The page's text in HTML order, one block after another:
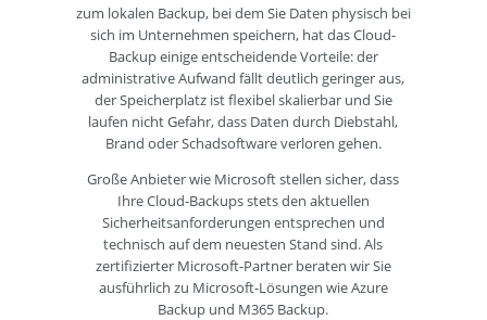
zum lokalen Backup, bei dem Sie Daten physisch bei
sich im Unternehmen speichern, hat das Cloud-
Backup einige entscheidende Vorteile: der
administrative Aufwand fällt deutlich geringer aus,
der Speicherplatz ist flexibel skalierbar und Sie
laufen nicht Gefahr, dass Daten durch Diebstahl,
Brand oder Schadsoftware verloren gehen.
Große Anbieter wie Microsoft stellen sicher, dass
Ihre Cloud-Backups stets den aktuellen
Sicherheitsanforderungen entsprechen und
technisch auf dem neuesten Stand sind. Als
zertifizierter Microsoft-Partner beraten wir Sie
ausführlich zu Microsoft-Lösungen wie Azure
Backup und M365 Backup.